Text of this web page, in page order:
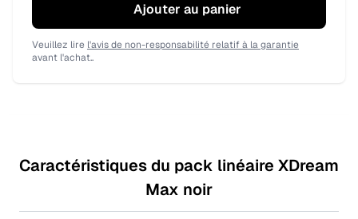
Ajouter au panier
Veuillez lire l'avis de non-responsabilité relatif à la garantie
avant l'achat..
Caractéristiques du pack linéaire XDream
Max noir